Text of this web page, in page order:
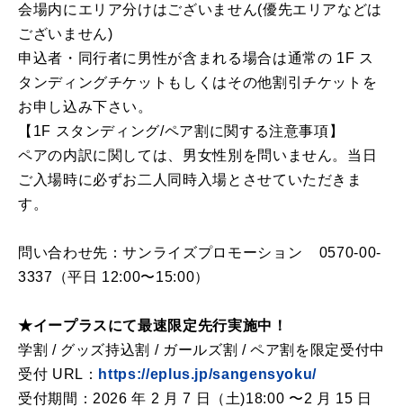
会場内にエリア分けはございません(優先エリアなどは
ございません)
申込者・同行者に男性が含まれる場合は通常の 1F ス
タンディングチケットもしくはその他割引チケットを
お申し込み下さい。
【1F スタンディング/ペア割に関する注意事項】
ペアの内訳に関しては、男女性別を問いません。当日
ご入場時に必ずお二人同時入場とさせていただきま
す。
問い合わせ先：サンライズプロモーション 0570-00-
3337（平日 12:00〜15:00）
★イープラスにて最速限定先行実施中！
学割 / グッズ持込割 / ガールズ割 / ペア割を限定受付中
受付 URL： https://eplus.jp/sangensyoku/
受付期間：2026 年 2 月 7 日（土)18:00 〜2 月 15 日